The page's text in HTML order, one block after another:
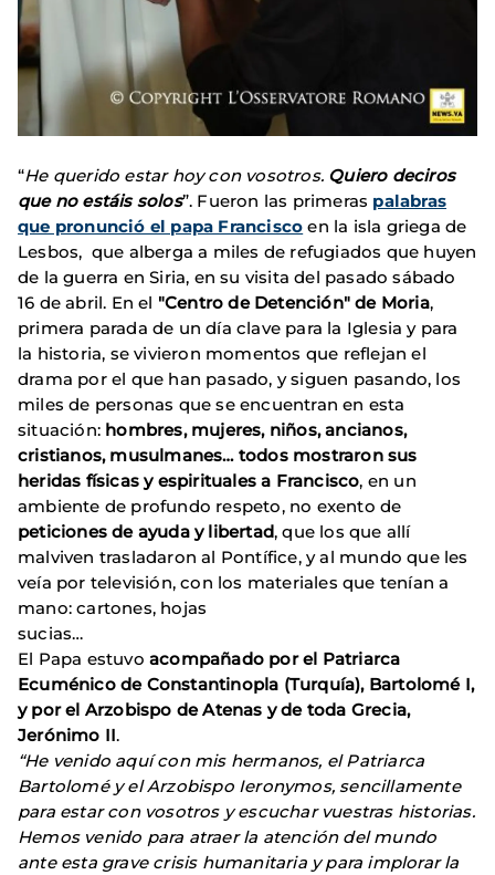
“He querido estar hoy con vosotros. Quiero deciros
que no estáis solos”. Fueron las primeras palabras
que pronunció el papa Francisco en la isla griega de
Lesbos, que alberga a miles de refugiados que huyen
de la guerra en Siria, en su visita del pasado sábado
16 de abril. En el "Centro de Detención" de Moria,
primera parada de un día clave para la Iglesia y para
la historia, se vivieron momentos que reflejan el
drama por el que han pasado, y siguen pasando, los
miles de personas que se encuentran en esta
situación: hombres, mujeres, niños, ancianos,
cristianos, musulmanes… todos mostraron sus
heridas físicas y espirituales a Francisco, en un
ambiente de profundo respeto, no exento de
peticiones de ayuda y libertad, que los que allí
malviven trasladaron al Pontífice, y al mundo que les
veía por televisión, con los materiales que tenían a
mano: cartones, hojas
sucias…
El Papa estuvo acompañado por el Patriarca
Ecuménico de Constantinopla (Turquía), Bartolomé I,
y por el Arzobispo de Atenas y de toda Grecia,
Jerónimo II.
“He venido aquí con mis hermanos, el Patriarca
Bartolomé y el Arzobispo Ieronymos, sencillamente
para estar con vosotros y escuchar vuestras historias.
Hemos venido para atraer la atención del mundo
ante esta grave crisis humanitaria y para implorar la